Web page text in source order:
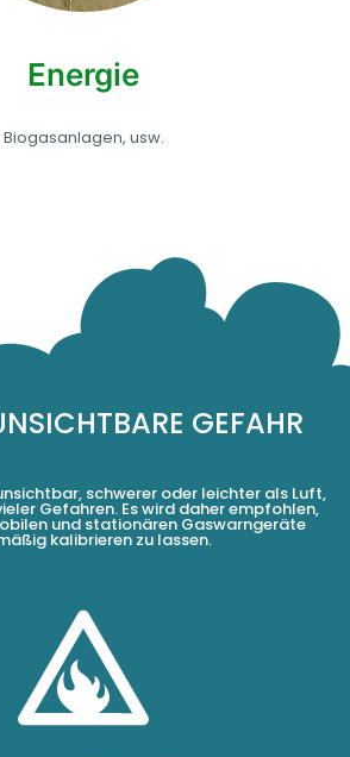
Energie
Biogasanlagen, usw.
GEFAHR
schwerer oder leichter als Luft,
Gefahren. Es wird daher empfohlen,
und stationären Gaswarngeräte
kalibrieren zu lassen.